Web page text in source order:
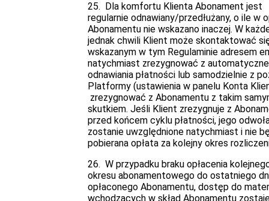
25. Dla komfortu Klienta Abonament jest
regularnie odnawiany/przedłużany, o ile w
Abonamentu nie wskazano inaczej. W
jednak chwili Klient może skontaktować
wskazanym w tym Regulaminie adresem
natychmiast zrezygnować z
odnawiania płatności lub samodzielnie z
Platformy (ustawienia w panelu Konta
zrezygnować z Abonamentu z takim
skutkiem. Jeśli Klient zrezygnuje z
przed końcem cyklu płatności, jego
zostanie uwzględnione natychmiast i nie
pobierana opłata za kolejny okres
26. W przypadku braku opłacenia
okresu abonamentowego do ostatniego
opłaconego Abonamentu, dostęp do
wchodzących w skład Abonamentu